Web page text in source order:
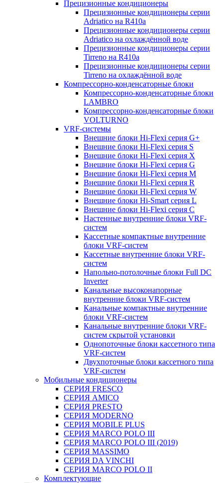
Прецизионные кондиционеры
Прецизионные кондиционеры серии
Adriatico на R410a
Прецизионные кондиционеры серии
Adriatico на охлаждённой воде
Прецизионные кондиционеры серии
Tirreno на R410a
Прецизионные кондиционеры серии
Tirreno на охлаждённой воде
Компрессорно-конденсаторные блоки
Компрессорно-конденсаторные блоки
LAMBRO
Компрессорно-конденсаторные блоки
VOLTURNO
VRF-системы
Внешние блоки Hi-Flexi серия G+
Внешние блоки Hi-Flexi серия S
Внешние блоки Hi-Flexi серия X
Внешние блоки Hi-Flexi серия G
Внешние блоки Hi-Flexi серия M
Внешние блоки Hi-Flexi серия R
Внешние блоки Hi-Flexi серия W
Внешние блоки Hi-Smart серия L
Внешние блоки Hi-Flexi серия C
Настенные внутренние блоки VRF-
систем
Кассетные компактные внутренние
блоки VRF-систем
Кассетные внутренние блоки VRF-
систем
Напольно-потолочные блоки Full DC
Inverter
Канальные высоконапорные
внутренние блоки VRF-систем
Канальные компактные внутренние
блоки VRF-систем
Канальные внутренние блоки VRF-
систем скрытой установки
Однопоточные блоки кассетного типа
VRF-систем
Двухпоточные блоки кассетного типа
VRF-систем
Мобильные кондиционеры
СЕРИЯ FRESCO
СЕРИЯ AMICO
СЕРИЯ PRESTO
СЕРИЯ MODERNO
СЕРИЯ MOBILE PLUS
СЕРИЯ MARCO POLO III
СЕРИЯ MARCO POLO III (2019)
СЕРИЯ MASSIMO
СЕРИЯ DA VINCHI
СЕРИЯ MARCO POLO II
Комплектующие